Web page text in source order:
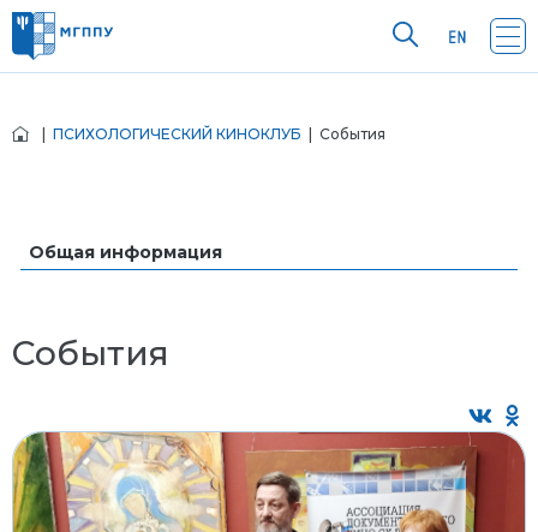
ПСИХОЛОГИЧЕСКИЙ КИНОКЛУБ | События
Общая информация
События